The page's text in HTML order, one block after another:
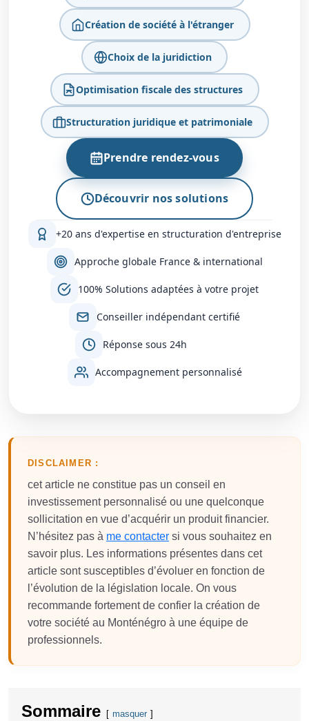
Création de société à l'étranger
Choix de la juridiction
Optimisation fiscale des structures
Structuration juridique et patrimoniale
Prendre rendez-vous
Découvrir nos solutions
+20 ans d'expertise en structuration d'entreprise
Approche globale France & international
100% Solutions adaptées à votre projet
Conseiller indépendant certifié
Réponse sous 24h
Accompagnement personnalisé
DISCLAIMER :
cet article ne constitue pas un conseil en
investissement personnalisé ou une quelconque
sollicitation en vue d’acquérir un produit financier.
N’hésitez pas à me contacter si vous souhaitez en
savoir plus. Les informations présentes dans cet
article sont susceptibles d’évoluer en fonction de
l’évolution de la législation locale. On vous
recommande fortement de confier la création de
votre société au Monténégro à une équipe de
professionnels.
Sommaire masquer